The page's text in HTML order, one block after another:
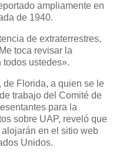
ampliamente en
de 1940.
de extraterrestres,
toca revisar la
ustedes».
de Florida, a quien se le
trabajo del Comité de
para la
sobre UAP, reveló que
en el sitio web
Unidos.